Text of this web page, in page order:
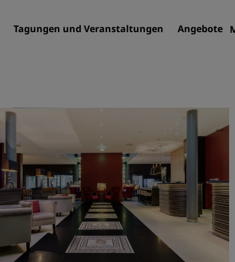
Tagungen und Veranstaltungen Angebote
Serviced Apartments
Flughafenhotels
Neue und geplante Hotels
Tagungen und
Veranstaltungen
Entdecken Sie Radisson